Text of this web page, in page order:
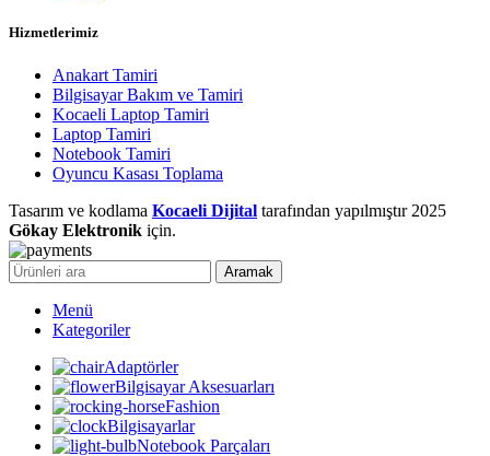
Hizmetlerimiz
Anakart Tamiri
Bilgisayar Bakım ve Tamiri
Kocaeli Laptop Tamiri
Laptop Tamiri
Notebook Tamiri
Oyuncu Kasası Toplama
Tasarım ve kodlama Kocaeli Dijital tarafından yapılmıştır 2025
Gökay Elektronik için.
Aramak
Menü
Kategoriler
Adaptörler
Bilgisayar Aksesuarları
Fashion
Bilgisayarlar
Notebook Parçaları